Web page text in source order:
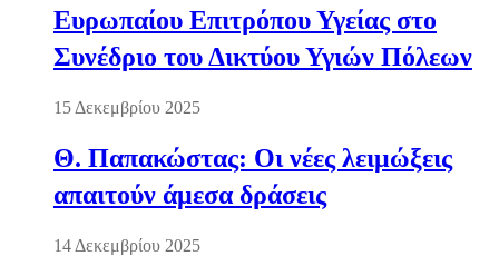
Ευρωπαίου Επιτρόπου Υγείας στο
Συνέδριο του Δικτύου Υγιών Πόλεων
15 Δεκεμβρίου 2025
Θ. Παπακώστας: Οι νέες λειμώξεις
απαιτούν άμεσα δράσεις
14 Δεκεμβρίου 2025